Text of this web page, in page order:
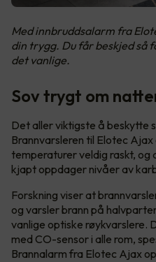
Med innbruddsalarm fra
din trygg. Du får beskjed så
det vanlige.
Sov trygt om
Det aller viktigste å beskytte
Brannvarsleren til Elotec
temperaturer veldig raskt, og
kjapt oppdager nivåer av
Forskning viser at
og varsler brann på
vanlige optiske røykvarslere.
med CO-sensor i alle rom,
Brannalarm fra Elotec Ajax